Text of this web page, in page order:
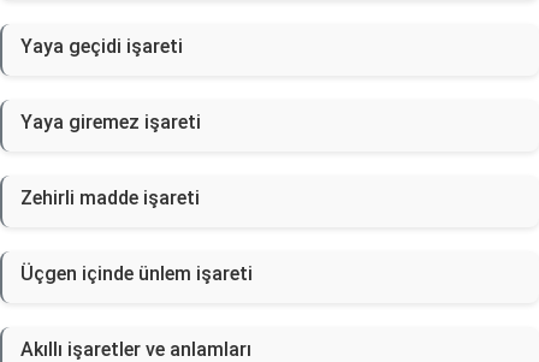
Yaya geçidi işareti
Yaya giremez işareti
Zehirli madde işareti
Üçgen içinde ünlem işareti
Akıllı işaretler ve anlamları